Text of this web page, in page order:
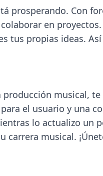
prosperando. Con
en
tus propias ideas.
musical,
el usuario y una
lo actualizo un
carrera musical.